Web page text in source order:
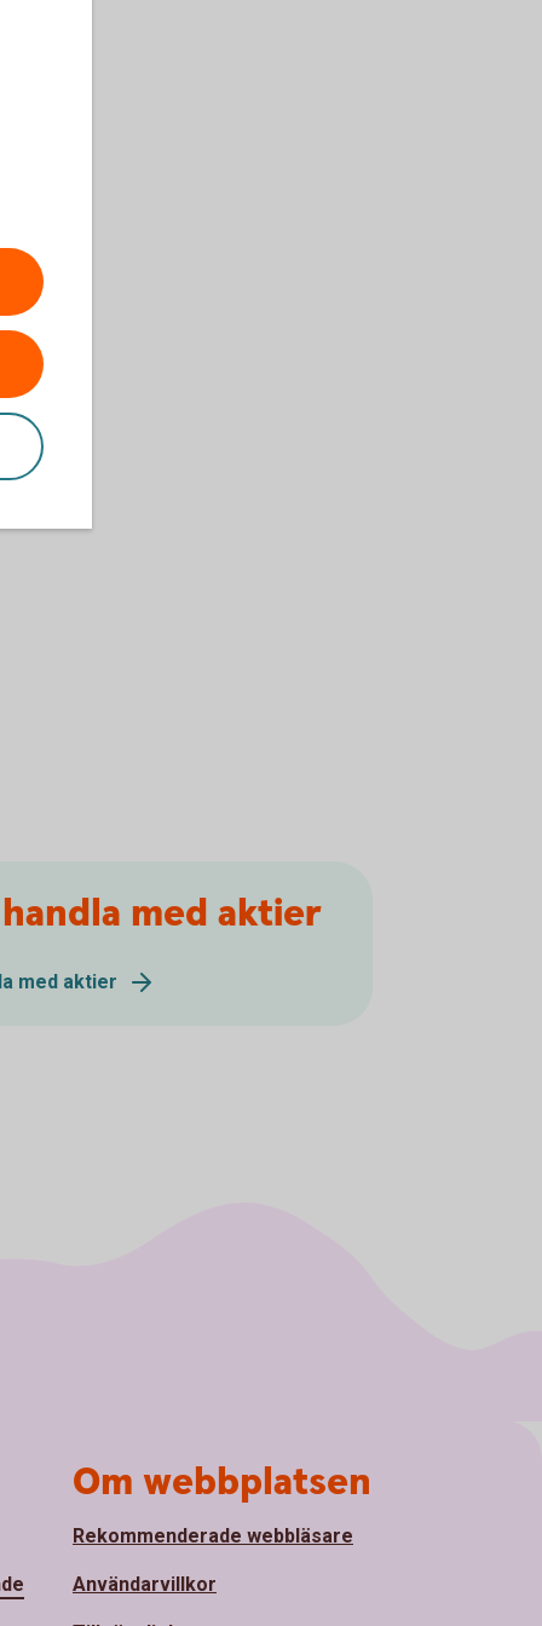
med aktier
med aktier
Om webbplatsen
Rekommenderade webbläsare
Användarvillkor